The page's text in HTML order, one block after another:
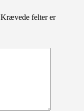
Krævede felter er